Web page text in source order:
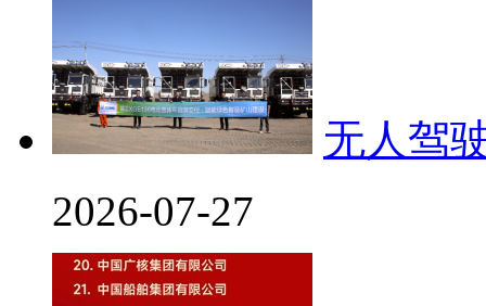
无人驾
2026-07-27